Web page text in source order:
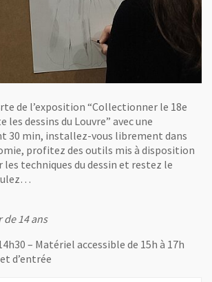
de l’exposition “Collectionner le 18e
les dessins du Louvre” avec une
30 min, installez-vous librement dans
profitez des outils mis à disposition
techniques du dessin et restez le
14 ans
– Matériel accessible de 15h à 17h
d’entrée